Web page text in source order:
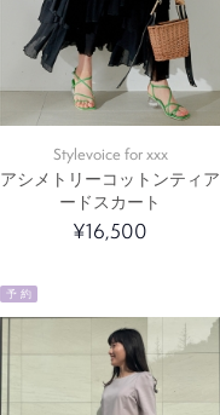
Stylevoice for xxx
アシメトリーコットンティア
ードスカート
¥16,500
予 約